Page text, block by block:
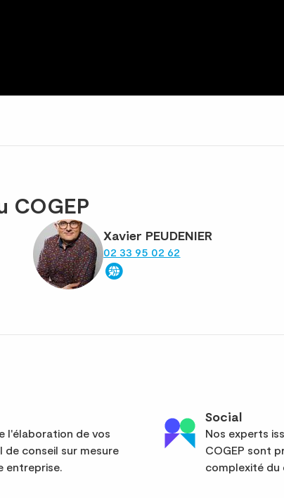
COGEP
Xavier PEUDENIER
02 33 95 02 62
l'élaboration de vos
conseil sur mesure
entreprise.
Social
Nos experts
COGEP sont
complexité du